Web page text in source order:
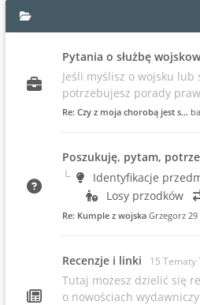
Pytania o służbę
Jeśli myślisz o wojsku
potrzebujesz porady
Re: Czy z moja chorobą jest s…
Poszukuję, pytam,
Identyfikacje
Losy przodków
Re: Kumple z wojska Grzegorz 29
Recenzje i linki 15 Tematy
Tutaj możesz dzielić się
o nowościach